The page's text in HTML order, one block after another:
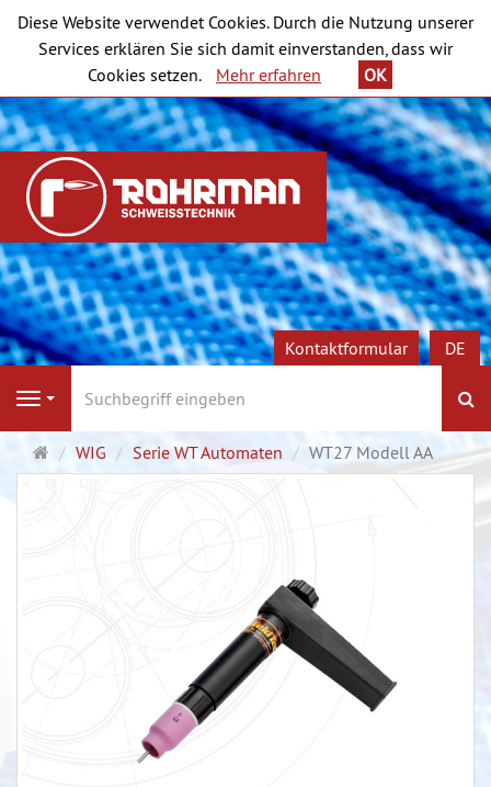
Diese Website verwendet Cookies. Durch die Nutzung unserer
Services erklären Sie sich damit einverstanden, dass wir
Cookies setzen.
Mehr erfahren OK
Kontaktformular DE
Navigation
Startseite
WIG Serie WT Automaten WT27 Modell AA